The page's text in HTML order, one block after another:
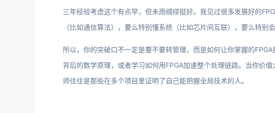
三年经验考虑这个有点早，但未雨绸缪挺好。我见过很多发展好的
（比如通信算法），要么特别懂系统（比如芯片间互联），要么特别
所以，你的突破口不一定是要不要转管理，而是如何让你掌握的
背后的数学原理，或者学习如何用FPGA加速整个处理链路。当你价
师往往是那些在多个项目里证明了自己能把握全局技术的人。